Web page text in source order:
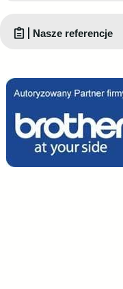
Nasze referencje